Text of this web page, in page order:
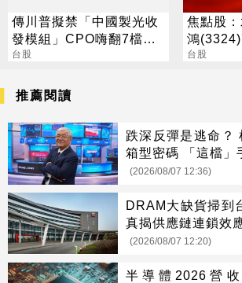
傳川普擬禁「中國製光收
發模組」CPO嗨翻7檔攻
漲停
台股
焦點股
鴻
錄，今股
台股
推薦閱讀
跌深反彈是逃命？
箱型密碼 「這檔」
(2026/08/07 12:36)
DRAM大缺貨掃到
真揭供應鏈連鎖效
(2026/08/07 12:20)
半導體2026營